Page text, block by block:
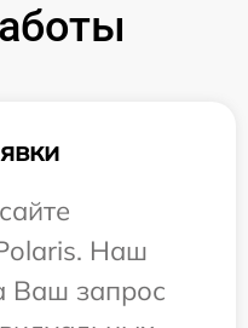
Наш
Ваш запрос